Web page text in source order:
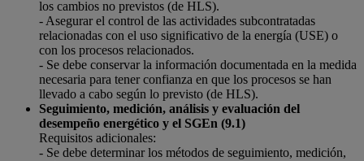
los cambios no previstos (de HLS).
- Asegurar el control de las actividades subcontratadas
relacionadas con el uso significativo de la energía (USE) o
con los procesos relacionados.
- Se debe conservar la información documentada en la medida
necesaria para tener confianza en que los procesos se han
llevado a cabo según lo previsto (de HLS).
Seguimiento, medición, análisis y evaluación del
desempeño energético y el SGEn (9.1)
Requisitos adicionales:
- Se debe determinar los métodos de seguimiento, medición,